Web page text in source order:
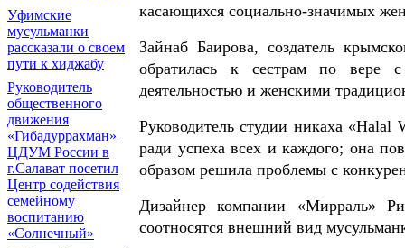
Уфимские
мусульманки
рассказали о своем
пути к хиджабу
Руководитель
общественного
движения
«Гибадуррахман»
ЦДУМ России в
г.Салават посетил
Центр содействия
семейному
воспитанию
«Солнечный»
касающихся социально-значимых
Зайнаб Баирова, создатель
обратилась к сестрам по вере
деятельностью и женскими
Руководитель студии никаха
ради успеха всех и каждого; она
образом решила проблемы с
Дизайнер компании «Мирраль»
соотносятся внешний вид